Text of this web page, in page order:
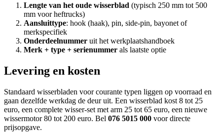
Lengte van het oude wisserblad (typisch 250 mm tot 500
mm voor heftrucks)
Aansluittype: hook (haak), pin, side-pin, bayonet of
merkspecifiek
Onderdeelnummer uit het werkplaatshandboek
Merk + type + serienummer als laatste optie
Levering en kosten
Standaard wisserbladen voor courante typen liggen op voorraad en
gaan dezelfde werkdag de deur uit. Een wisserblad kost 8 tot 25
euro, een complete wisser-set met arm 25 tot 65 euro, een nieuwe
wissermotor 80 tot 200 euro. Bel 076 5015 000 voor directe
prijsopgave.